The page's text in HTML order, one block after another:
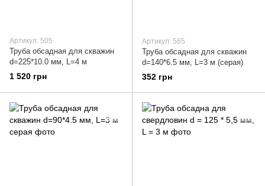
Артикул: 505
Труба обсадная для скважин
d=225*10.0 мм, L=4 м
1 520 грн
Артикул: 565
Труба обсадная для скважин
d=140*6.5 мм, L=3 м (серая)
352 грн